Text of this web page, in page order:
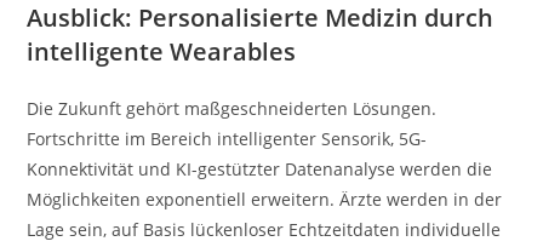
Ausblick: Personalisierte Medizin durch
intelligente Wearables
Die Zukunft gehört maßgeschneiderten Lösungen.
Fortschritte im Bereich intelligenter Sensorik, 5G-
Konnektivität und KI-gestützter Datenanalyse werden die
Möglichkeiten exponentiell erweitern. Ärzte werden in der
Lage sein, auf Basis lückenloser Echtzeitdaten individuelle